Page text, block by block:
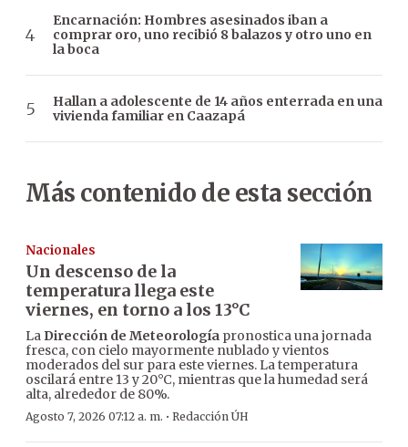
Encarnación: Hombres asesinados iban a
comprar oro, uno recibió 8 balazos y otro uno en
la boca
Hallan a adolescente de 14 años enterrada en una
vivienda familiar en Caazapá
Más contenido de esta sección
Nacionales
Un descenso de la
temperatura llega este
viernes, en torno a los 13°C
La Dirección de Meteorología pronostica una jornada
fresca, con cielo mayormente nublado y vientos
moderados del sur para este viernes. La temperatura
oscilará entre 13 y 20°C, mientras que la humedad será
alta, alrededor de 80%.
Agosto 7, 2026 07:12 a. m. · Redacción ÚH